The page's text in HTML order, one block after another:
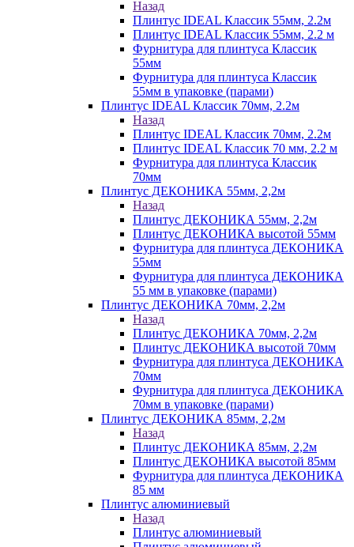
Назад
Плинтус IDEAL Классик 55мм, 2.2м
Плинтус IDEAL Классик 55мм, 2.2 м
Фурнитура для плинтуса Классик
55мм
Фурнитура для плинтуса Классик
55мм в упаковке (парами)
Плинтус IDEAL Классик 70мм, 2.2м
Назад
Плинтус IDEAL Классик 70мм, 2.2м
Плинтус IDEAL Классик 70 мм, 2.2 м
Фурнитура для плинтуса Классик
70мм
Плинтус ДЕКОНИКА 55мм, 2,2м
Назад
Плинтус ДЕКОНИКА 55мм, 2,2м
Плинтус ДЕКОНИКА высотой 55мм
Фурнитура для плинтуса ДЕКОНИКА
55мм
Фурнитура для плинтуса ДЕКОНИКА
55 мм в упаковке (парами)
Плинтус ДЕКОНИКА 70мм, 2,2м
Назад
Плинтус ДЕКОНИКА 70мм, 2,2м
Плинтус ДЕКОНИКА высотой 70мм
Фурнитура для плинтуса ДЕКОНИКА
70мм
Фурнитура для плинтуса ДЕКОНИКА
70мм в упаковке (парами)
Плинтус ДЕКОНИКА 85мм, 2,2м
Назад
Плинтус ДЕКОНИКА 85мм, 2,2м
Плинтус ДЕКОНИКА высотой 85мм
Фурнитура для плинтуса ДЕКОНИКА
85 мм
Плинтус алюминиевый
Назад
Плинтус алюминиевый